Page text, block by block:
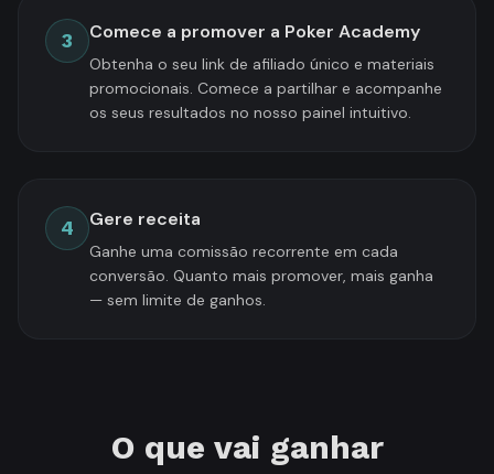
3 Comece a promover a Poker Academy
Obtenha o seu link de afiliado único e materiais
promocionais. Comece a partilhar e acompanhe
os seus resultados no nosso painel intuitivo.
4 Gere receita
Ganhe uma comissão recorrente em cada
conversão. Quanto mais promover, mais ganha
— sem limite de ganhos.
O que vai ganhar